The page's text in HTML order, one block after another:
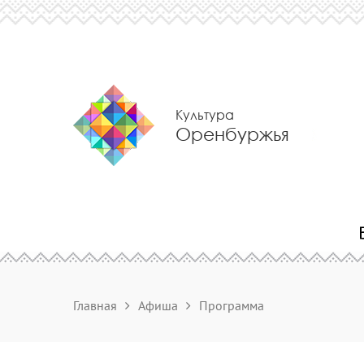
Культура
Оренбуржья
Главная Афиша Программа